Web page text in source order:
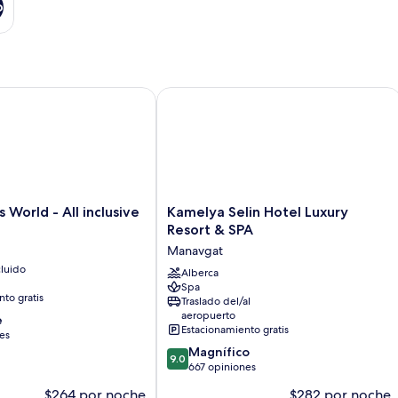
World - All inclusive
gratis
- All inclusive
Kamelya
Selin
Luxury
Resort
&
SPA
Manavgat
Kamelya Selin Hotel Luxury
Resort & SPA
Manavgat
Alberca
Spa
Traslado del/al
aeropuerto
Estacionamiento gratis
9.0
de
9.0 Magnífico
667 opiniones
Kamelya Selin Hotel Luxury Resort &